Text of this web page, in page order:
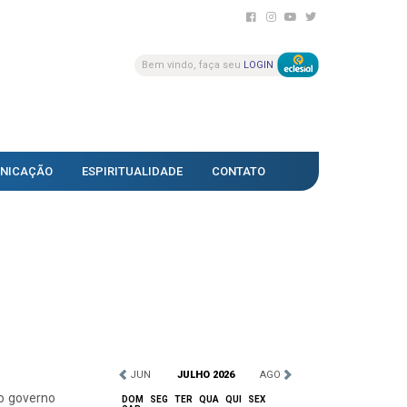
Bem vindo, faça seu LOGIN
ESPIRITUALIDADE CONTATO
JUN JULHO 2026 AGO
DOM SEG TER QUA QUI
SEX
governo